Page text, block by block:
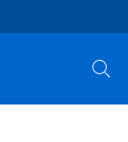
Cerca